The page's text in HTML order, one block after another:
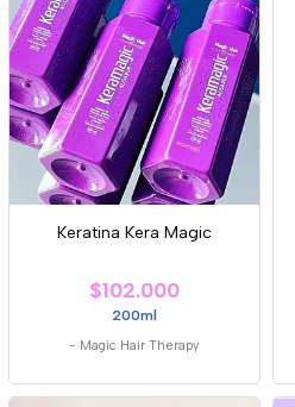
Keratina Kera Magic
$102.000
200ml
- Magic Hair Therapy